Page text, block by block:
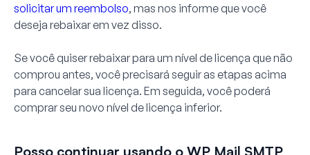
solicitar um reembolso, mas nos informe que você
deseja rebaixar em vez disso.
Se você quiser rebaixar para um nível de licença que não
comprou antes, você precisará seguir as etapas acima
para cancelar sua licença. Em seguida, você poderá
comprar seu novo nível de licença inferior.
Posso continuar usando o WP Mail SMTP